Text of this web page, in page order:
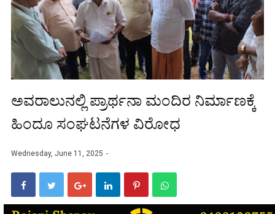
ಅವರಾಲುನಲ್ಲಿ ಪ್ರಾರ್ಥನಾ ಮಂದಿರ ನಿರ್ಮಾಣಕ್ಕೆ
ಹಿಂದೂ ಸಂಘಟನೆಗಳ ವಿರೋಧ
Wednesday, June 11, 2025